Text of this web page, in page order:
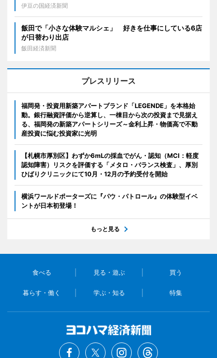
伊豆の国経済新聞
飯田で「小さな体験マルシェ」 好きを仕事にしている6店
が日替わり出店
飯田経済新聞
プレスリリース
福岡発・投資用新築アパートブランド「LEGENDE」を本格始
動。銀行融資評価から逆算し、一棟目から次の投資まで見据え
る、福岡発の新築アパートシリーズ～金利上昇・物価高で不動
産投資に悩む投資家に光明
【札幌市厚別区】わずか6mLの採血でがん・認知（MCI：軽度
認知障害）リスクを評価する「メタロ・バランス検査」、厚別
ひばりクリニックにて10月・12月の予約受付を開始
横浜ワールドポーターズに『パウ・パトロール』の体験型イベ
ントが日本初登場！
もっと見る
食べる 見る・遊ぶ 買う
暮らす・働く 学ぶ・知る 特集